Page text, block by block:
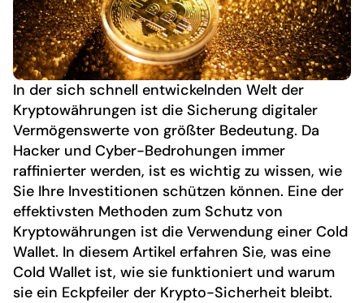
In der sich schnell entwickelnden Welt der
Kryptowährungen ist die Sicherung digitaler
Vermögenswerte von größter Bedeutung. Da
Hacker und Cyber-Bedrohungen immer
raffinierter werden, ist es wichtig zu wissen, wie
Sie Ihre Investitionen schützen können. Eine der
effektivsten Methoden zum Schutz von
Kryptowährungen ist die Verwendung einer Cold
Wallet. In diesem Artikel erfahren Sie, was eine
Cold Wallet ist, wie sie funktioniert und warum
sie ein Eckpfeiler der Krypto-Sicherheit bleibt.